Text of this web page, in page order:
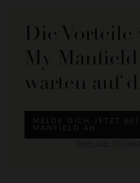
Die Vorteile
My Manfield
warten auf
MELDE DICH JETZT BEI
MANFIELD AN